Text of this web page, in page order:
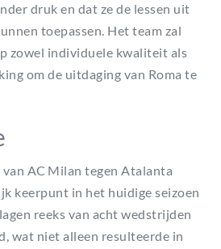
druk en dat ze de lessen uit
toepassen. Het team zal
zowel individuele kwaliteit als
om de uitdaging van Roma te
AC Milan tegen Atalanta
keerpunt in het huidige seizoen
reeks van acht wedstrijden
wat niet alleen resulteerde in